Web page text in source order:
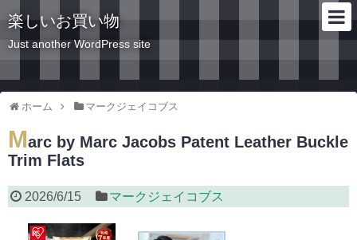
楽しいお買い物
Just another WordPress site
ホーム マークジェイコブス
Marc by Marc Jacobs Patent Leather Buckle
Trim Flats
2026/6/15 マークジェイコブス